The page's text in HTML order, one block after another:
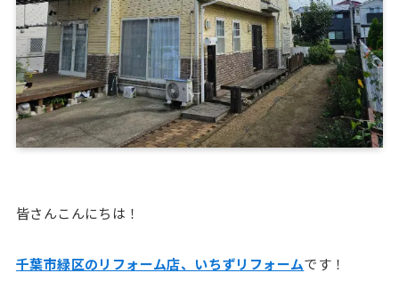
皆さんこんにちは！
千葉市緑区のリフォーム店、いちずリフォームです！